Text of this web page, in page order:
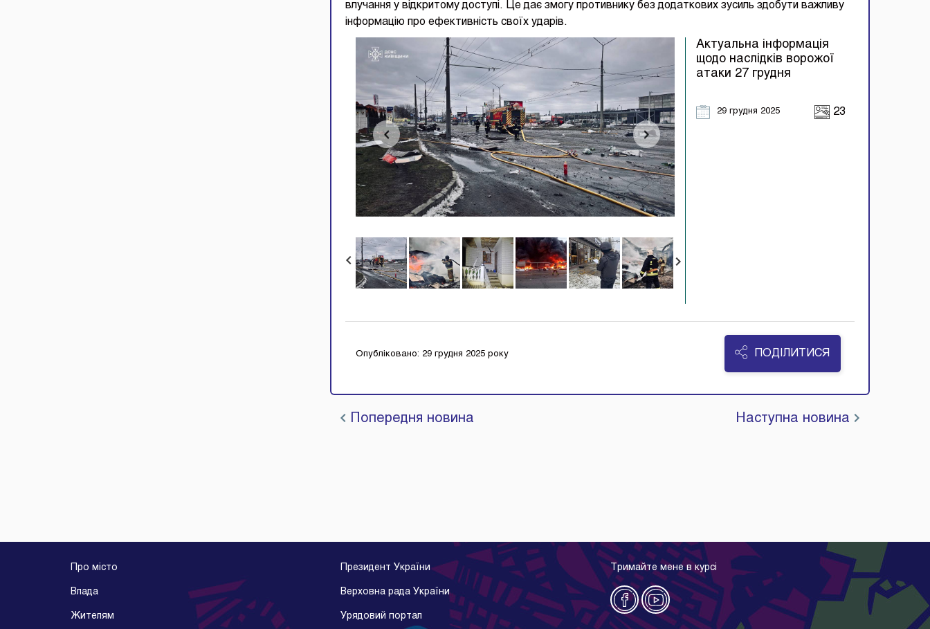
влучання у відкритому доступі. Це дає змогу противнику без додаткових зусиль здобути важливу
інформацію про ефективність своїх ударів.
Актуальна інформація
щодо наслідків ворожої
атаки 27 грудня
29 грудня 2025 23
Опубліковано: 29 грудня 2025 року ПОДІЛИТИСЯ
Попередня новина Наступна новина
Про місто
Влада
Жителям
Президент України
Верховна рада України
Урядовий портал
Тримайте мене в курсі